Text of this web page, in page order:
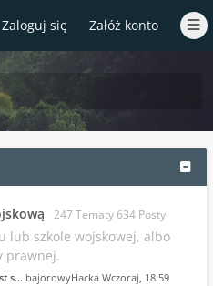
Zaloguj się Załóż konto
najnowszych wpisów od
247 Tematy 634 Posty
lub szkole wojskowej, albo
prawnej.
s… bajorowyHacka Wczoraj, 18:59